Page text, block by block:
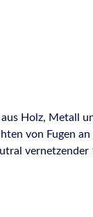
Holz, Metall
von Fugen an